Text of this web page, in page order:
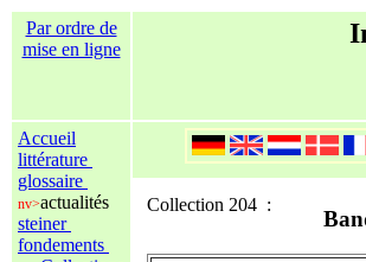
Par ordre de
mise en ligne
Accueil
littérature
glossaire
nv>actualités
steiner
fondements
Collection 204 :